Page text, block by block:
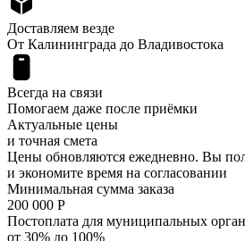
Доставляем везде
От Калининграда до Владивостока
Всегда на связи
Помогаем даже после приёмки
Актуальные цены
и точная смета
Цены обновляются ежедневно. Вы
и экономите время на согласовании
Минимальная сумма заказа
200 000 Р
Постоплата для муниципальных
от 30% до 100%